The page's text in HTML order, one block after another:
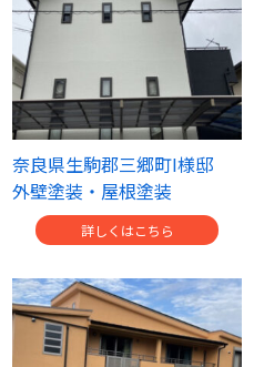
奈良県生駒郡三郷町I様邸
外壁塗装・屋根塗装
詳しくはこちら